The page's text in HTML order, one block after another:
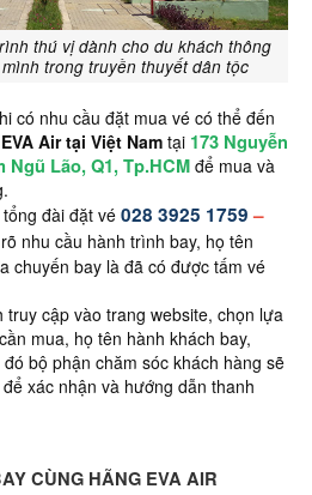
thú vị dành cho du khách thông
trong truyền thuyết dân tộc
có nhu cầu đặt mua vé có thể đến
Air tại Việt Namtại 173 Nguyễn
Ngũ Lão, Q1, Tp.HCM để mua và
đài đặt vé 028 3925 1759–
nhu cầu hành trình bay, họ tên
chuyến bay là đã có được tấm vé
truy cập vào trang website, chọn lựa
mua, họ tên hành khách bay,
bộ phận chăm sóc khách hàng sẽ
xác nhận và hướng dẫn thanh
CÙNG HÃNG EVA AIR